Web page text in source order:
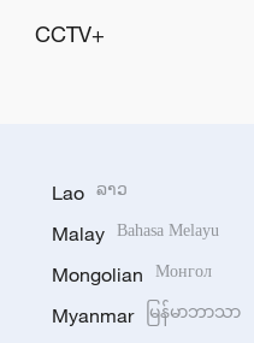
CCTV+
Lao ລາວ
Malay Bahasa Melayu
Mongolian Монгол
Myanmar မြန်မာဘာသာ